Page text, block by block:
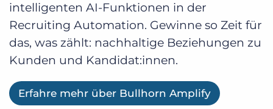
intelligenten AI-Funktionen in der
Recruiting Automation. Gewinne so Zeit für
das, was zählt: nachhaltige Beziehungen zu
Kunden und Kandidat:innen.
Erfahre mehr über Bullhorn Amplify